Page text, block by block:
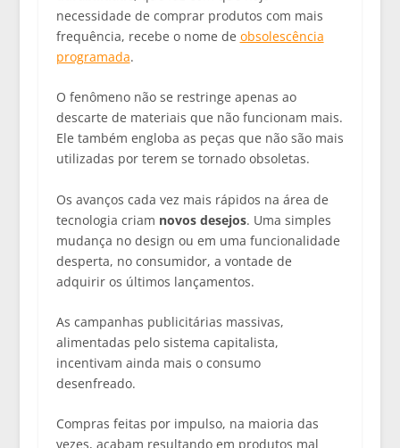
necessidade de comprar produtos com mais
frequência, recebe o nome de obsolescência
programada.
O fenômeno não se restringe apenas ao
descarte de materiais que não funcionam mais.
Ele também engloba as peças que não são mais
utilizadas por terem se tornado obsoletas.
Os avanços cada vez mais rápidos na área de
tecnologia criam novos desejos. Uma simples
mudança no design ou em uma funcionalidade
desperta, no consumidor, a vontade de
adquirir os últimos lançamentos.
As campanhas publicitárias massivas,
alimentadas pelo sistema capitalista,
incentivam ainda mais o consumo
desenfreado.
Compras feitas por impulso, na maioria das
vezes, acabam resultando em produtos mal